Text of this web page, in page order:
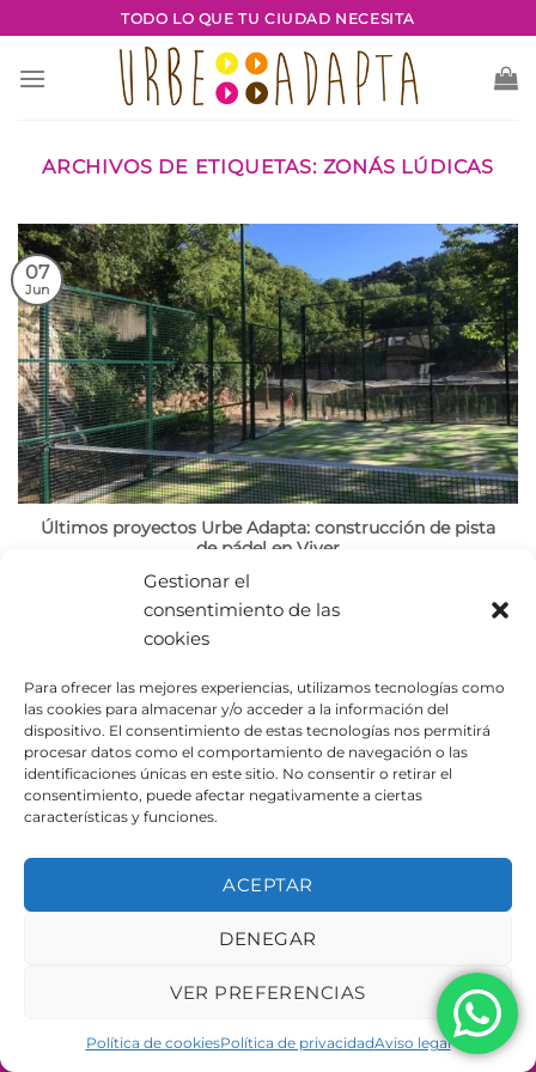
Gestionar el
consentimiento de las
cookies
Para ofrecer las mejores experiencias, utilizamos tecnologías como
las cookies para almacenar y/o acceder a la información del
dispositivo. El consentimiento de estas tecnologías nos permitirá
procesar datos como el comportamiento de navegación o las
identificaciones únicas en este sitio. No consentir o retirar el
consentimiento, puede afectar negativamente a ciertas
características y funciones.
ACEPTAR
DENEGAR
VER PREFERENCIAS
Política de cookiesPolítica de privacidadAviso legal
al
contenido
TODO LO QUE TU CIUDAD NECESITA
ARCHIVOS DE ETIQUETAS: ZONÁS LÚDICAS
Últimos proyectos Urbe Adapta: construcción de pista
de pádel en Viver
En Urbe Adapta damos mucha importancia al deporte, y
a los valores que de éste [...]
07
Jun
AVISO LEGAL
POLÍTICA DE PRIVACIDAD
POLÍTICA DE COOKIES